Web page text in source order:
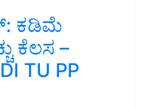
ಕಡಿಮೆ
ಕೆಲಸ –
TU PP